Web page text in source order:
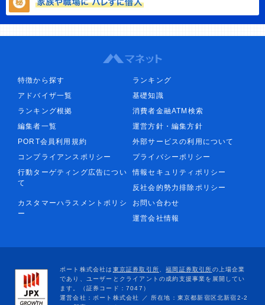
特徴から探す
ランキング
アドバイザ一覧
基礎知識
ランキング根拠
消費者金融ATM検索
編集者一覧
運営方針・編集方針
PORT会員利用規約
外部サービスの利用について
コンプライアンスポリシー
プライバシーポリシー
行動ターゲティング広告につい
て
情報セキュリティポリシー
反社会的勢力排除ポリシー
カスタマーハラスメントポリシ
ー
お問い合わせ
運営会社情報